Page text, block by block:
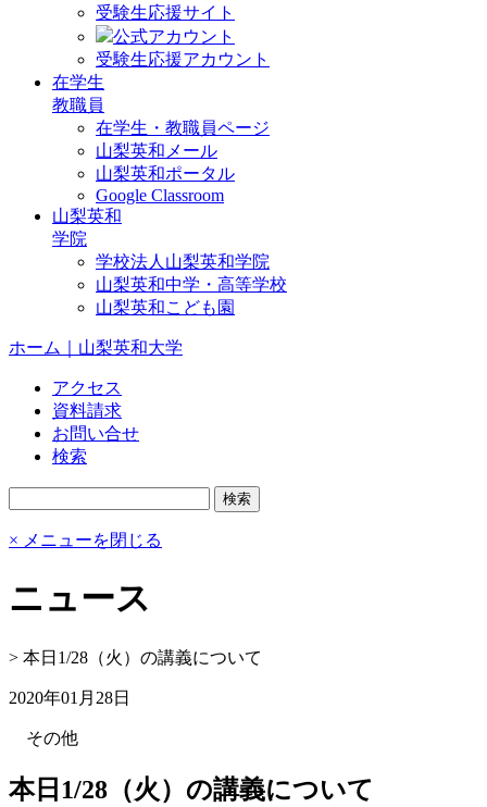
受験生応援サイト
公式アカウント
受験生応援アカウント
在学生
教職員
在学生・教職員ページ
山梨英和メール
山梨英和ポータル
Google Classroom
山梨英和
学院
学校法人山梨英和学院
山梨英和中学・高等学校
山梨英和こども園
ホーム｜山梨英和大学
アクセス
資料請求
お問い合せ
検索
× メニューを閉じる
ニュース
> 本日1/28（火）の講義について
2020年01月28日
その他
本日1/28（火）の講義について